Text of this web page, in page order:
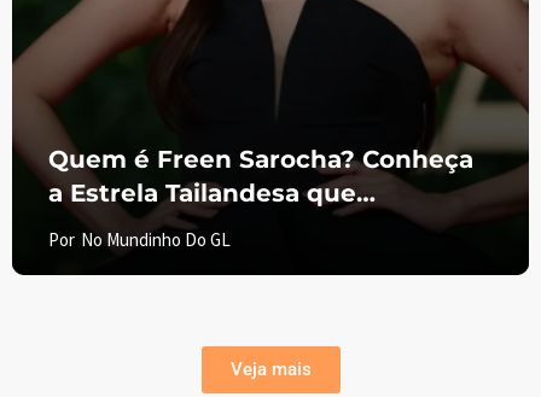
Quem é Freen Sarocha? Conheça
a Estrela Tailandesa que
Conquistou o Mundo
Por No Mundinho Do GL
Veja mais